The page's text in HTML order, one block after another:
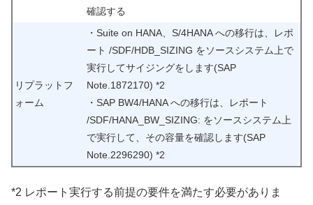
確認する
リプラットフ
ォーム
・Suite on HANA、S/4HANA への移行は、レポ
ート /SDF/HDB_SIZING をソースシステム上で
実行してサイジングをします(SAP
Note.1872170) *2
・SAP BW4/HANA への移行は、レポート
/SDF/HANA_BW_SIZING: をソースシステム上
で実行して、その容量を確認します(SAP
Note.2296290) *2
*2 レポート実行する前提の要件を満たす必要がありま